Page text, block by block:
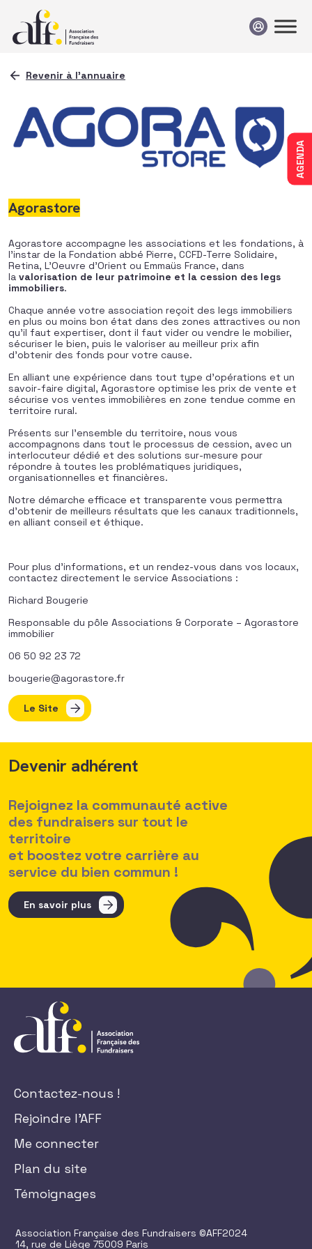
AGENDA
Revenir à l'annuaire
Agorastore
Agorastore accompagne les associations et les fondations, à
l’instar de la Fondation abbé Pierre, CCFD-Terre Solidaire,
Retina, L’Oeuvre d’Orient ou Emmaüs France, dans
la valorisation de leur patrimoine et la cession des legs
immobiliers.
Chaque année votre association reçoit des legs immobiliers
en plus ou moins bon état dans des zones attractives ou non
qu’il faut expertiser, dont il faut vider ou vendre le mobilier,
sécuriser le bien, puis le valoriser au meilleur prix afin
d’obtenir des fonds pour votre cause.
En alliant une expérience dans tout type d’opérations et un
savoir-faire digital, Agorastore optimise les prix de vente et
sécurise vos ventes immobilières en zone tendue comme en
territoire rural.
Présents sur l’ensemble du territoire, nous vous
accompagnons dans tout le processus de cession, avec un
interlocuteur dédié et des solutions sur-mesure pour
répondre à toutes les problématiques juridiques,
organisationnelles et financières.
Notre démarche efficace et transparente vous permettra
d’obtenir de meilleurs résultats que les canaux traditionnels,
en alliant conseil et éthique.
Pour plus d’informations, et un rendez-vous dans vos locaux,
contactez directement le service Associations :
Richard Bougerie
Responsable du pôle Associations & Corporate – Agorastore
immobilier
06 50 92 23 72
bougerie@agorastore.fr
Le Site
Devenir adhérent
Rejoignez la communauté active
des fundraisers sur tout le
territoire
et boostez votre carrière au
service du bien commun !
En savoir plus
Contactez-nous !
Rejoindre l'AFF
Me connecter
Plan du site
Témoignages
Association Française des Fundraisers ©AFF2024
14, rue de Liège 75009 Paris